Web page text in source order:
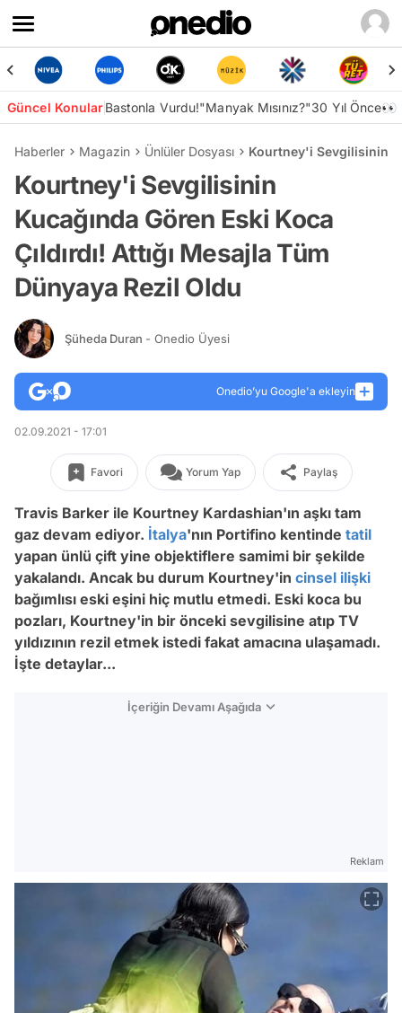
Güncel KonularBastonla Vurdu!"Manyak Mısınız?"30 Yıl Önce👀
Haberler Magazin Ünlüler Dosyası Kourtney'i Sevgilisinin
Kourtney'i Sevgilisinin
Kucağında Gören Eski Koca
Çıldırdı! Attığı Mesajla Tüm
Dünyaya Rezil Oldu
Şüheda Duran - Onedio Üyesi
Onedio’yu Google'a ekleyin
02.09.2021 - 17:01
Favori Yorum Yap Paylaş
Travis Barker ile Kourtney Kardashian'ın aşkı tam
gaz devam ediyor. İtalya'nın Portifino kentinde tatil
yapan ünlü çift yine objektiflere samimi bir şekilde
yakalandı. Ancak bu durum Kourtney'in cinsel ilişki
bağımlısı eski eşini hiç mutlu etmedi. Eski koca bu
pozları, Kourtney'in bir önceki sevgilisine atıp TV
yıldızının rezil etmek istedi fakat amacına ulaşamadı.
İşte detaylar...
İçeriğin Devamı Aşağıda
Reklam